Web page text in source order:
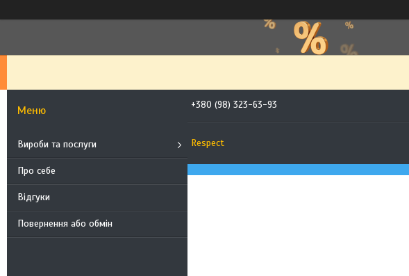
Вироби та послуги
Про себе
Відгуки
Повернення або обмін
+380 (98) 323-63-93
Respect